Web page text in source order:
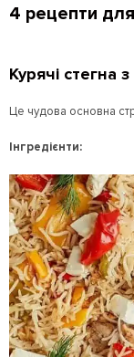
4 рецепти
Курячі стегна
Це чудова основна
Інгредієнти: